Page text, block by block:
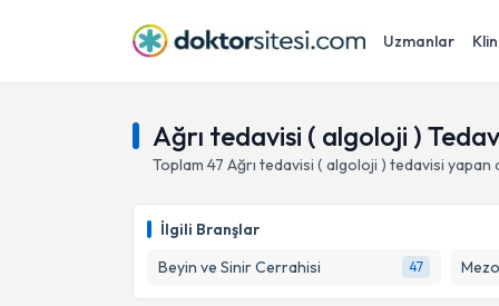
Uzmanlar
Ağrı tedavisi ( algoloji )
Toplam 47 Ağrı tedavisi ( algoloji ) tedavisi yapan
İlgili Branşlar
Beyin ve Sinir Cerrahisi
47